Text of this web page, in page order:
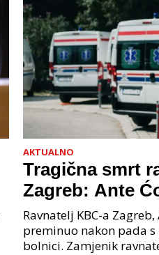
AKTUALNO
Tragična smrt
Zagreb: Ante
nakon pada u
mjestu
Ravnatelj KBC-a
preminuo nakon pada
bolnici. Zamjenik